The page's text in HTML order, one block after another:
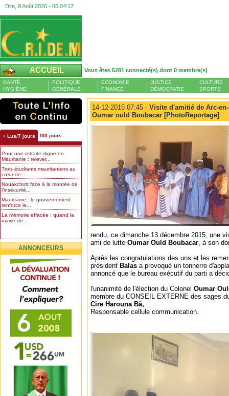
Dim, 9 Août 2026 - 06:04:17
ACCUEIL Vous êtes 5281 connecté(s) dont 0 membre(s)
SANTÉ
HYGIÈNE
POLITIQUE
GÉNÉRALE
ECONOMIE
FINANCE
JUSTICE
DÉMOCRATIE
CULTURE
SPORTS
+ Lus/7 jours /30 jours
Pour une retraite digne en
Mauritanie : relever...
Trois étudiants mauritaniens au
cœur de...
Nouakchott face à la montée de
l’insécurité...
Mauritanie : le gouvernement
renforce le...
La mémoire effacée : quand la
mairie de...
ANNONCEURS
14-12-2015 07:45 - Visite d'amitié de Arc-
Oumar ould Boubacar [PhotoReportage]
rendu, ce dimanche 13 décembre 2015, une
ami de lutte Oumar Ould Boubacar, à son
Après les congratulations des uns et les
président Balas a provoqué un tonnerre
annoncé que le bureau exécutif du parti a
l'unanimité de l'élection du Colonel Oumar
membre du CONSEIL EXTERNE des sages
Cire Harouna Bâ,
Responsable cellule communication.